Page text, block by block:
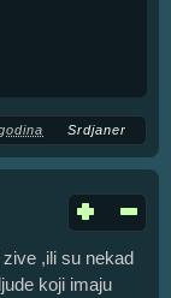
Srdjaner
,ili su nekad
koji imaju